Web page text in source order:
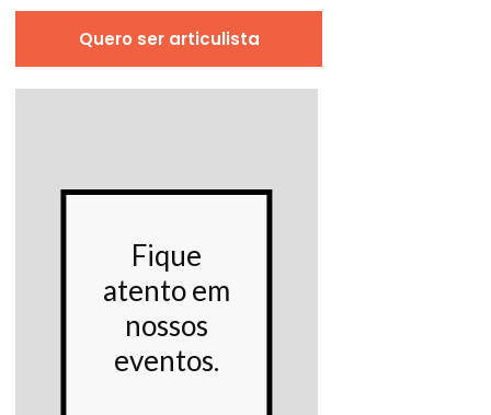
Quero ser articulista
Fique
atento em
nossos
eventos.